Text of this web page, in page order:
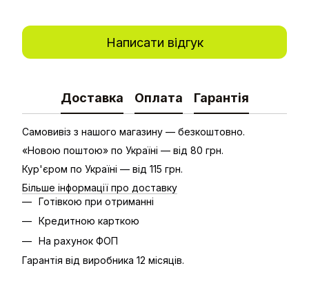
Написати відгук
Доставка Оплата Гарантія
Самовивіз з нашого магазину — безкоштовно.
«Новою поштою» по Україні — від 80 грн.
Кур'єром по Україні — від 115 грн.
Більше інформації про доставку
Готівкою при отриманні
Кредитною карткою
На рахунок ФОП
Гарантія від виробника 12 місяців.